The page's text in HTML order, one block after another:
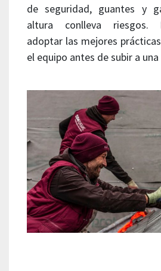
de seguridad, guantes y
altura conlleva riesgos.
adoptar las mejores
el equipo antes de subir a